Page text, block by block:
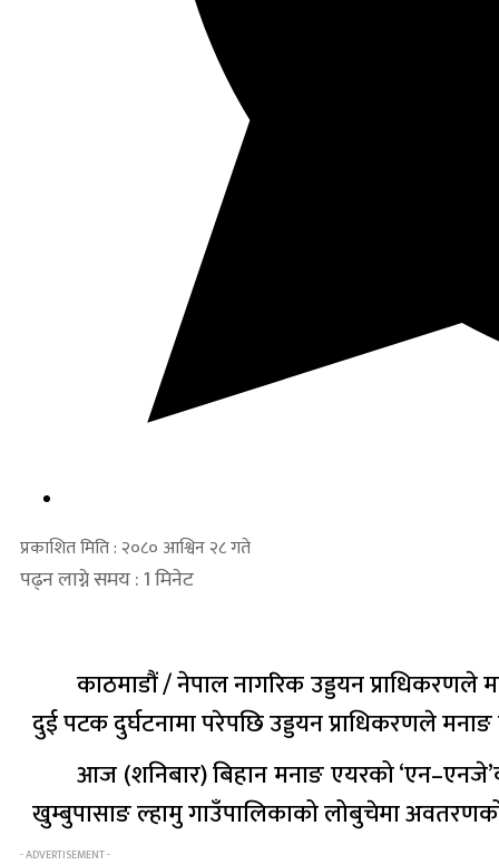
प्रकाशित मिति : २०८० आश्विन २८ गते
पढ्न लाग्ने समय : 1 मिनेट
काठमाडौं / नेपाल नागरिक उड्डयन
दुई पटक दुर्घटनामा परेपछि उड्डयन प्राधिकरणले
आज (शनिबार) बिहान मनाङ एयरको
खुम्बुपासाङ ल्हामु गाउँपालिकाको लोबुचेमा
- ADVERTISEMENT -